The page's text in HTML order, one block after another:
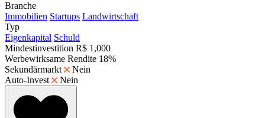
Branche
Immobilien Startups Landwirtschaft
Typ
Eigenkapital Schuld
Mindestinvestition R$ 1,000
Werbewirksame Rendite 18%
Sekundärmarkt
Nein
Auto-Invest
Nein